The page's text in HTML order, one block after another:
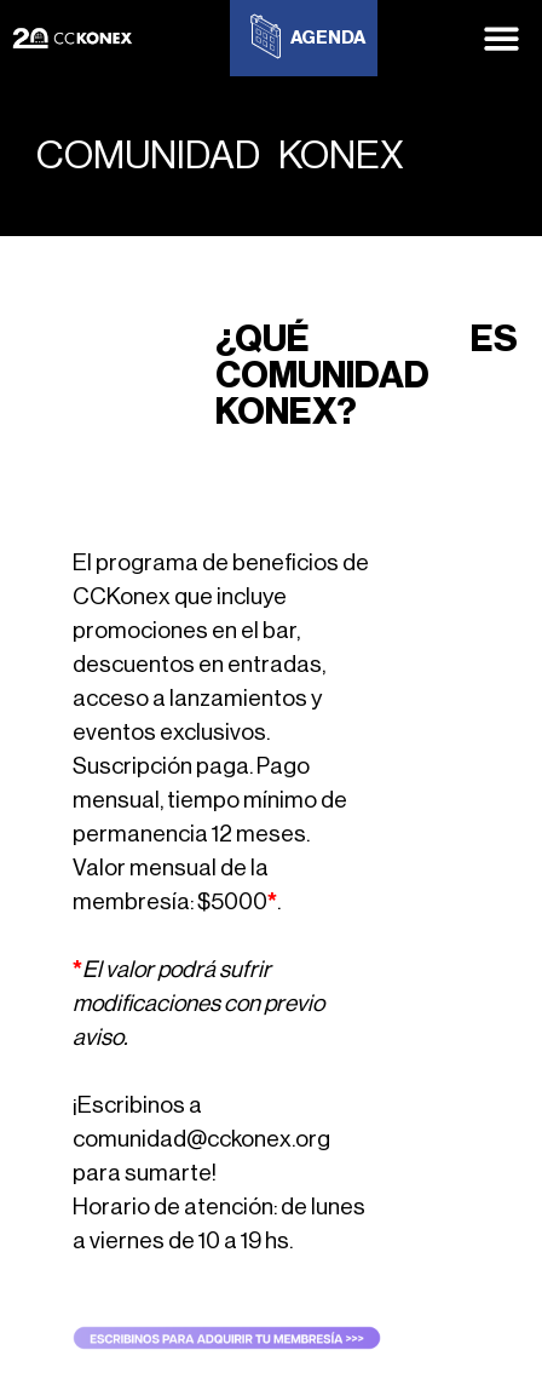
AGENDA
COMUNIDAD KONEX
¿QUÉ ES
COMUNIDAD
KONEX?
El programa de beneficios de
CCKonex que incluye
promociones en el bar,
descuentos en entradas,
acceso a lanzamientos y
eventos exclusivos.
Suscripción paga. Pago
mensual, tiempo mínimo de
permanencia 12 meses.
Valor mensual de la
membresía: $5000*.
*El valor podrá sufrir
modificaciones con previo
aviso.
¡Escribinos a
comunidad@cckonex.org
para sumarte!
Horario de atención: de lunes
a viernes de 10 a 19 hs.